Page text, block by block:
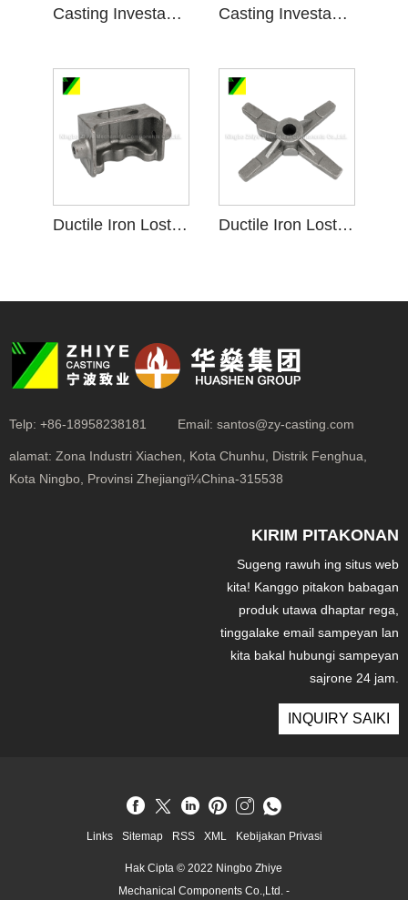
Casting Investasi umpluk ilang kanggo piranti tartamtu Casting Investasi Busa ilang kanggo Facility tartamtu
Ductile Iron Lost Foam Investment Casting krenjang Ductile Iron Lost Foam Investment Casting Roti panggang krenjang
Telp: +86-18958238181 Email: santos@zy-casting.com
alamat: Zona Industri Xiachen, Kota Chunhu, Distrik Fenghua,
Kota Ningbo, Provinsi Zhejiangï¼China-315538
KIRIM PITAKONAN
Sugeng rawuh ing situs web
kita! Kanggo pitakon babagan
produk utawa dhaptar rega,
tinggalake email sampeyan lan
kita bakal hubungi sampeyan
sajrone 24 jam.
INQUIRY SAIKI
Links Sitemap RSS XML Kebijakan Privasi
Hak Cipta © 2022 Ningbo Zhiye
Mechanical Components Co.,Ltd. -